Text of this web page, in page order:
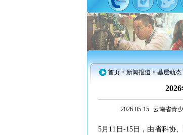
首页 > 新闻报道 > 基层动态
2026-05-15 云南省青
5月11日-15日，由省科协